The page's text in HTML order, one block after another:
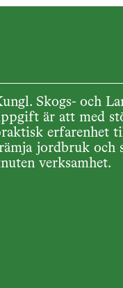
Skogs- och
är att med
erfarenhet
jordbruk och
verksamhet.